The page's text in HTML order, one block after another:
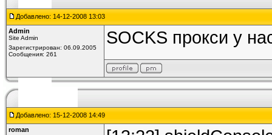
Добавлено: 14-12-2008 13:03
Admin
Site Admin
Зарегистрирован: 06.09.2005
Сообщения: 261
SOCKS прокси у
Добавлено: 15-12-2008 14:49
roman